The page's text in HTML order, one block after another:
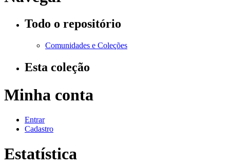
Todo o repositório
Comunidades e Coleções
Esta coleção
Minha conta
Entrar
Cadastro
Estatística